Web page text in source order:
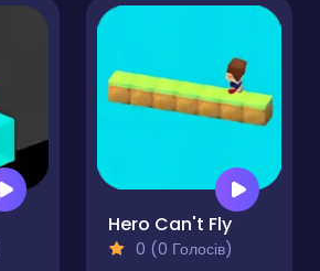
Hero Can't Fly
0 (0 Голосів)